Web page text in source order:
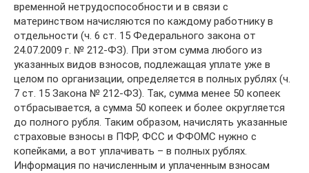
временной нетрудоспособности и в связи с
материнством начисляются по каждому работнику в
отдельности (ч. 6 ст. 15 Федерального закона от
24.07.2009 г. № 212-ФЗ). При этом сумма любого из
указанных видов взносов, подлежащая уплате уже в
целом по организации, определяется в полных рублях (ч.
7 ст. 15 Закона № 212-ФЗ). Так, сумма менее 50 копеек
отбрасывается, а сумма 50 копеек и более округляется
до полного рубля. Таким образом, начислять указанные
страховые взносы в ПФР, ФСС и ФФОМС нужно с
копейками, а вот уплачивать – в полных рублях.
Информация по начисленным и уплаченным взносам